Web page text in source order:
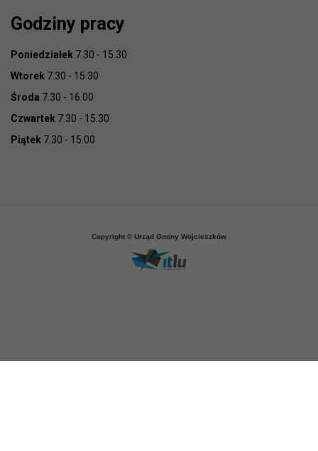
Godziny pracy
Poniedziałek 7.30 - 15.30
Wtorek 7.30 - 15.30
Środa 7.30 - 16.00
Czwartek 7.30 - 15.30
Piątek 7.30 - 15.00
Copyright © Urząd Gminy Wojcieszków